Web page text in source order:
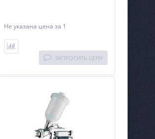
Не указана цена за 1
ЗАПРОСИТЬ ЦЕНУ